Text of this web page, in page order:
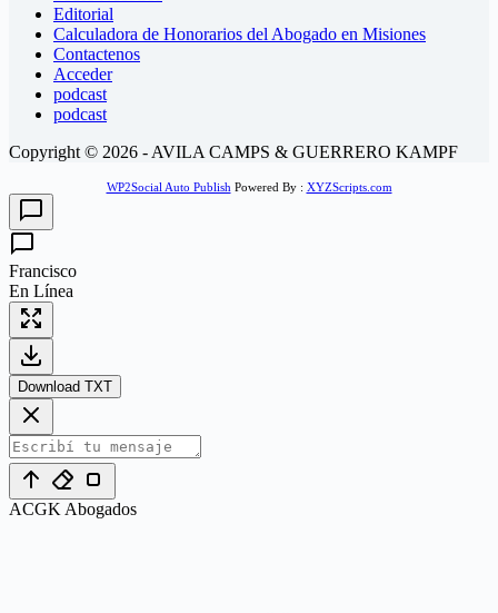
Editorial
Calculadora de Honorarios del Abogado en Misiones
Contactenos
Acceder
podcast
podcast
Copyright © 2026 - AVILA CAMPS & GUERRERO KAMPF
WP2Social Auto PublishPowered By : XYZScripts.com
Francisco
En Línea
Download TXT
ACGK Abogados